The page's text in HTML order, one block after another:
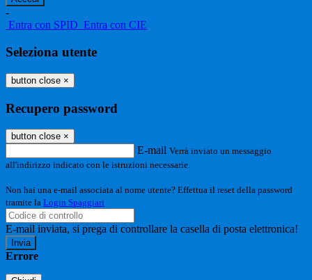
-
Entra con SPID Entra con CIE
Seleziona utente
button close ×
Recupero password
button close ×
E-mail Verrà inviato un messaggio
all'indirizzo indicato con le istruzioni necessarie.
Non hai una e-mail associata al nome utente? Effettua il reset della password
tramite la Login Spaggiari
E-mail inviata, si prega di controllare la casella di posta elettronica!
Errore